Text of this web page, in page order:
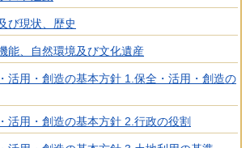
び現状、歴史
能、自然環境及び文化遺産
活用・創造の基本方針 1.保全・活用・創造の
活用・創造の基本方針 2.行政の役割